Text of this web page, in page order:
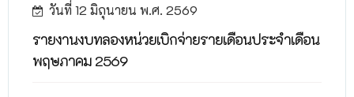
วันที่ 12 มิถุนายน พ.ศ. 2569
รายงานงบทลองหน่วยเบิกจ่ายรายเดือนประจำเดือน
พฤษภาคม 2569